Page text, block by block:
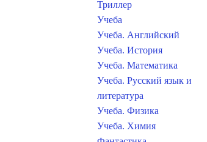
Триллер
Учеба
Учеба. Английский
Учеба. История
Учеба. Математика
Учеба. Русский язык и
литература
Учеба. Физика
Учеба. Химия